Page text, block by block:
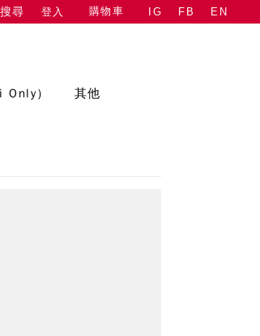
搜尋 登入 購物車 IG FB EN
） 其他